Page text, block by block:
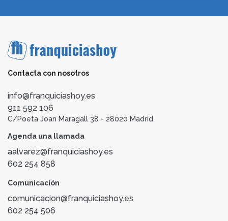
Contacta con nosotros
info@franquiciashoy.es
911 592 106
C/Poeta Joan Maragall 38 - 28020 Madrid
Agenda una llamada
aalvarez@franquiciashoy.es
602 254 858
Comunicación
comunicacion@franquiciashoy.es
602 254 506